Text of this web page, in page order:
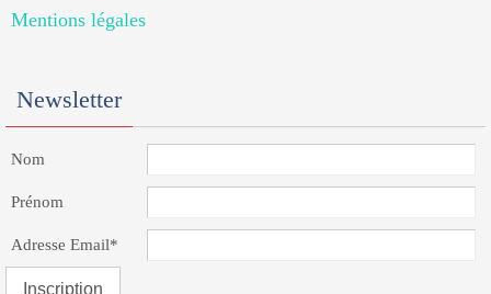
Mentions légales
Newsletter
Nom
Prénom
Adresse Email*